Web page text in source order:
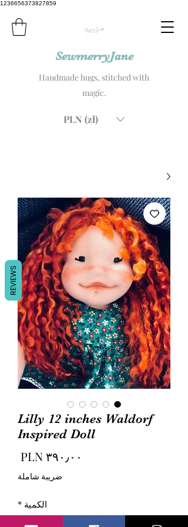
1236656373827859
SewmerryJane
Handmade hugs, stitched with
magic.
PLN (zł)
Lilly 12 inches Waldorf
Inspired Doll
ضريبة شاملة
الكمية *
REVIEWS